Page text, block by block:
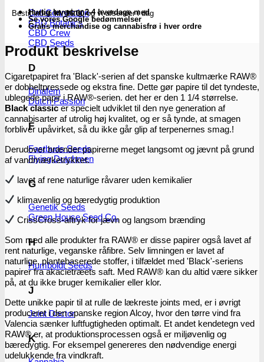
Cali Connection
CBD Botanics
CBD Crew
CBD Seeds
D
Dinafem
Dutch Passion
F
Fastbuds Seeds
Flying Dutchmen
G
Genetik Seeds
Green House Seed Co.
H
Humboldt Seeds
J
Joint Doctor
K
Extra
Fine
antal
Bestil indenkl. 16.00og vi afsender i dag
Hurtig levering 2-4 hverdage med
Se vores Google bedømmelser
Gratis merchandise og cannabisfrø i hver ordre
Produkt beskrivelse
Cigaretpapiret fra 'Black'-serien af ​​det spanske kultmærke RAW®
er dobbeltpressede og ekstra fine. Dette gør papire til det tyndeste,
ublegede papir i RAW®-serien. det her er den 1 1/4 størrelse.
Black classicer specielt udviklet til den nye generation af
cannabisarter af utrolig høj kvalitet, og er så tynde, at smagen
forbliver upåvirket, så du ikke går glip af terpenernes smag.!
Derudover brænder papirerne meget langsomt og jævnt på grund
af vandmærketrykket.
lavet af rene naturlige råvarer uden kemikalier
klimavenlig og bæredygtig produktion
CrissCross-aftryk for jævn og langsom brænding
Som med alle produkter fra RAW® er disse papirer også lavet af
rent naturlige, veganske råfibre. Selv limningen er lavet af
naturlige, plantebaserede stoffer, i tilfældet med 'Black'-seriens
papirer fra akacietræets saft. Med RAW® kan du altid være sikker
på, at du ikke bruger kemikalier eller klor.
Dette unikke papir til at rulle de lækreste joints med, er i øvrigt
produceret i den spanske region Alcoy, hvor den tørre vind fra
Valencia sænker luftfugtigheden optimalt. Et andet kendetegn ved
RAW® er, at produktionsprocessen også er miljøvenlig og
bæredygtig. For eksempel genereres den nødvendige energi
udelukkende fra vindkraft.